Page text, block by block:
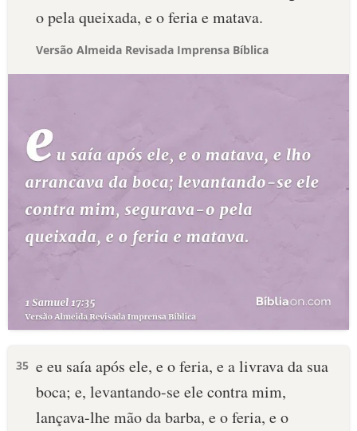
o pela queixada, e o feria e matava.
Versão Almeida Revisada Imprensa Bíblica
35 e eu saía após ele, e o feria, e a livrava da sua
boca; e, levantando-se ele contra mim,
lançava-lhe mão da barba, e o feria, e o